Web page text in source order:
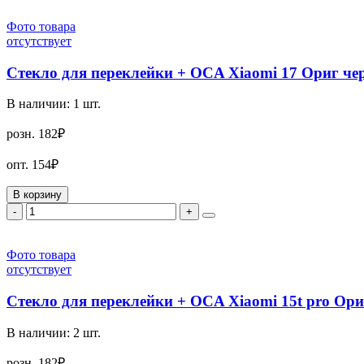
Фото товара
отсутствует
Стекло для переклейки + OCA Xiaomi 17 Ориг
В наличии: 1 шт.
розн. 182₽
опт. 154₽
В корзину
-
+
Фото товара
отсутствует
Стекло для переклейки + OCA Xiaomi 15t pro
В наличии: 2 шт.